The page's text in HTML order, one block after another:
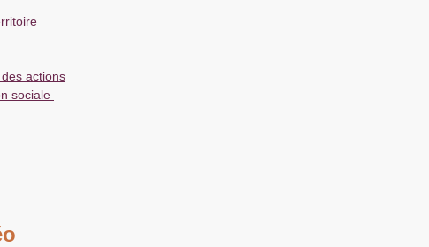
actions
sociale